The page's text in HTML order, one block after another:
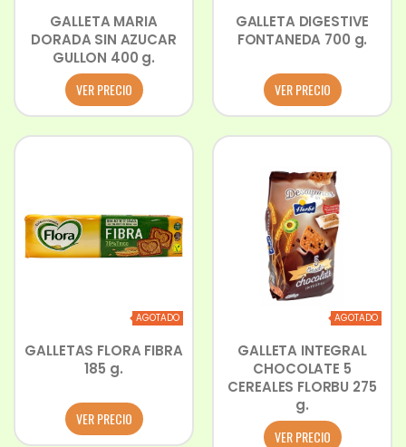
GALLETA MARIA
DORADA SIN AZUCAR
GULLON 400 g.
VER PRECIO
GALLETA DIGESTIVE
FONTANEDA 700 g.
VER PRECIO
AGOTADO
GALLETAS FLORA FIBRA
185 g.
VER PRECIO
AGOTADO
GALLETA INTEGRAL
CHOCOLATE 5
CEREALES FLORBU 275
g.
VER PRECIO